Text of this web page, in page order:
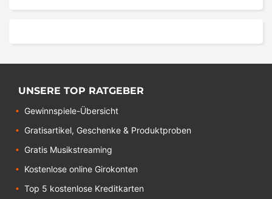
UNSERE TOP RATGEBER
Gewinnspiele-Übersicht
Gratisartikel, Geschenke & Produktproben
Gratis Musikstreaming
Kostenlose online Girokonten
Top 5 kostenlose Kreditkarten